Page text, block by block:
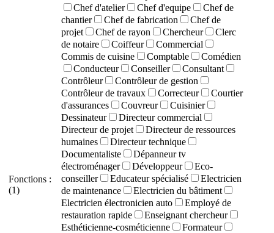
Fonctions :
(1)
Chef d'atelier
Chef d'equipe
Chef de
chantier
Chef de fabrication
Chef de
projet
Chef de rayon Chercheur
Clerc
de notaire
Coiffeur
Commercial
Commis de cuisine
Comptable
Comédien
Conducteur
Conseiller
Consultant
Contrôleur
Contrôleur de gestion
Contrôleur de travaux
Correcteur
Courtier
d'assurances
Couvreur
Cuisinier
Dessinateur
Directeur commercial
Directeur de projet
Directeur de ressources
humaines
Directeur technique
Documentaliste
Dépanneur tv
électroménager
Développeur
Eco-
conseiller
Educateur spécialisé
Electricien
de maintenance
Electricien du bâtiment
Electricien électronicien auto
Employé de
restauration rapide
Enseignant chercheur
Esthéticienne-cosméticienne
Formateur